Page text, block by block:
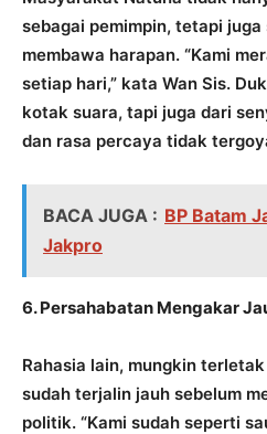
sebagai pemimpin, tetapi
membawa harapan. “Kami
setiap hari,” kata Wan Sis.
kotak suara, tapi juga dari
dan rasa percaya tidak
BACA JUGA : BP Batam
Jakpro
6. Persahabatan Mengakar
Rahasia lain, mungkin
sudah terjalin jauh sebelum
politik. “Kami sudah seperti